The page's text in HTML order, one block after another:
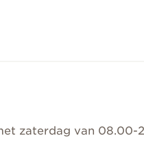
zaterdag van 08.00-